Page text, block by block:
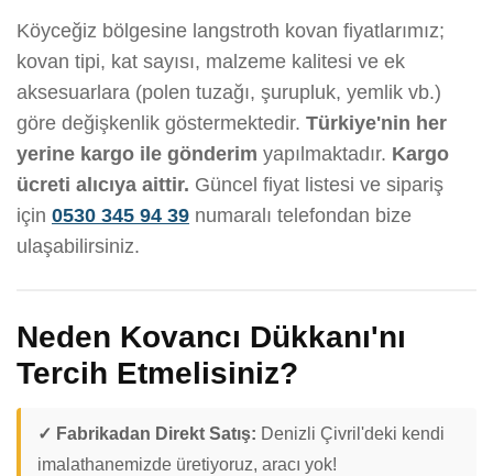
Köyceğiz bölgesine langstroth kovan fiyatlarımız;
kovan tipi, kat sayısı, malzeme kalitesi ve ek
aksesuarlara (polen tuzağı, şurupluk, yemlik vb.)
göre değişkenlik göstermektedir. Türkiye'nin her
yerine kargo ile gönderim yapılmaktadır. Kargo
ücreti alıcıya aittir. Güncel fiyat listesi ve sipariş
için 0530 345 94 39 numaralı telefondan bize
ulaşabilirsiniz.
Neden Kovancı Dükkanı'nı
Tercih Etmelisiniz?
✓ Fabrikadan Direkt Satış: Denizli Çivril'deki kendi
imalathanemizde üretiyoruz, aracı yok!